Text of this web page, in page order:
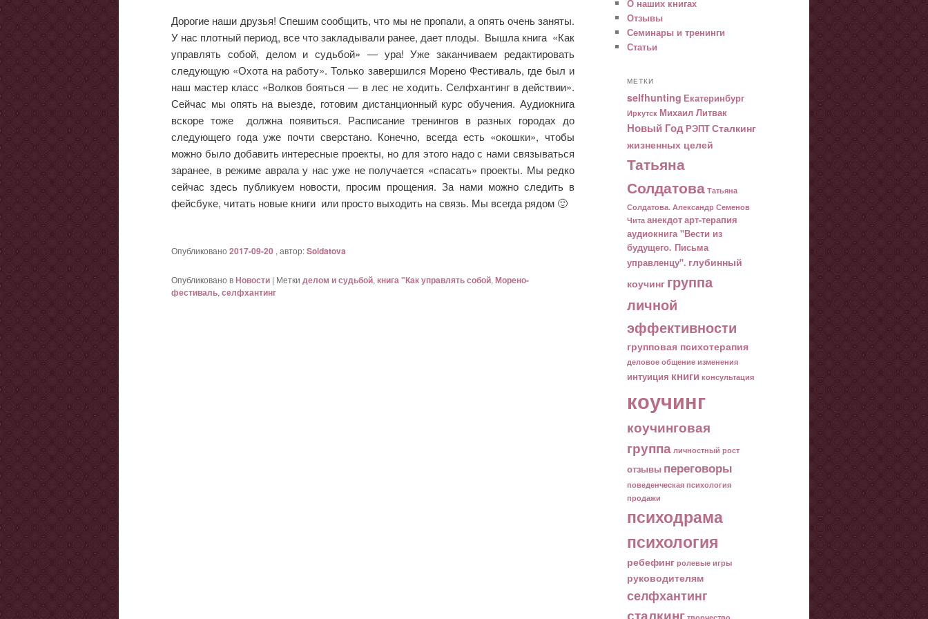
Дорогие наши друзья! Спешим сообщить, что мы не пропали, а опять очень заняты.
У нас плотный период, все что закладывали ранее, дает плоды. Вышла книга «Как
управлять собой, делом и судьбой» — ура! Уже заканчиваем редактировать
следующую «Охота на работу». Только завершился Морено Фестиваль, где был и
наш мастер класс «Волков бояться — в лес не ходить. Селфхантинг в действии».
Сейчас мы опять на выезде, готовим дистанционный курс обучения. Аудиокнига
вскоре тоже должна появиться. Расписание тренингов в разных городах до
следующего года уже почти сверстано. Конечно, всегда есть «окошки», чтобы
можно было добавить интересные проекты, но для этого надо с нами связываться
заранее, в режиме аврала у нас уже не получается «спасать» проекты. Мы редко
сейчас здесь публикуем новости, просим прощения. За нами можно следить в
фейсбуке, читать новые книги или просто выходить на связь. Мы всегда рядом 🙂
Опубликовано 2017-09-20 , автор:Soldatova
Опубликовано вНовости | Метки делом и судьбой, книга "Как управлять собой, Морено-
фестиваль, селфхантинг
О наших книгах
Отзывы
Семинары и тренинги
Статьи
МЕТКИ
selfhunting Екатеринбург
Иркутск Михаил Литвак
Новый Год РЭПТСталкинг
жизненных целей
Татьяна
Солдатова Татьяна
Солдатова. Александр Семенов
Чита анекдотарт-терапия
аудиокнига "Вести из
будущего. Письма
управленцу". глубинный
коучинг группа
личной
эффективности
групповая психотерапия
деловое общение изменения
интуиция книги консультация
коучинг
коучинговая
группа личностный рост
отзывы переговоры
поведенческая психология
продажи
психодрама
психология
ребефинг ролевые игры
руководителям
селфхантинг